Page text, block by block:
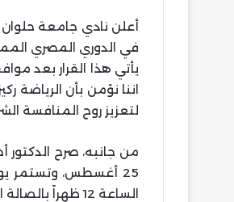
أعلن نادي جامعة
في الدوري المصري
يأتي هذا القرار بعد
اننا نؤمن بأن الرياضة
لتعزيز روح المنافسة
من جانبه، صرح الدكتور
الساعة 12 ظهراً بالصالة المغطاة في نادي جامعة حلوان.